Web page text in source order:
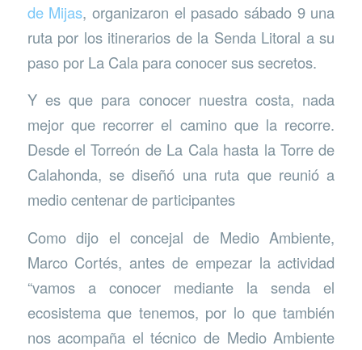
de Mijas, organizaron el pasado sábado 9 una
ruta por los itinerarios de la Senda Litoral a su
paso por La Cala para conocer sus secretos.
Y es que para conocer nuestra costa, nada
mejor que recorrer el camino que la recorre.
Desde el Torreón de La Cala hasta la Torre de
Calahonda, se diseñó una ruta que reunió a
medio centenar de participantes
Como dijo el concejal de Medio Ambiente,
Marco Cortés, antes de empezar la actividad
“vamos a conocer mediante la senda el
ecosistema que tenemos, por lo que también
nos acompaña el técnico de Medio Ambiente